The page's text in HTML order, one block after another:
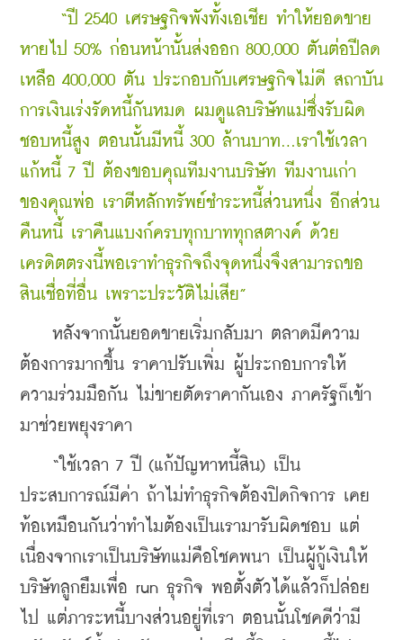
“ปี 2540 เศรษฐกิจพังทั้งเอเชีย ทำให้ยอดขาย
หายไป 50% ก่อนหน้านั้นส่งออก 800,000 ตันต่อปีลด
เหลือ 400,000 ตัน ประกอบกับเศรษฐกิจไม่ดี สถาบัน
การเงินเร่งรัดหนี้กันหมด ผมดูแลบริษัทแม่ซึ่งรับผิด
ชอบหนี้สูง ตอนนั้นมีหนี้ 300 ล้านบาท...เราใช้เวลา
แก้หนี้ 7 ปี ต้องขอบคุณทีมงานบริษัท ทีมงานเก่า
ของคุณพ่อ เราตีหลักทรัพย์ชำระหนี้ส่วนหนึ่ง อีกส่วน
คืนหนี้ เราคืนแบงก์ครบทุกบาททุกสตางค์ ด้วย
เครดิตตรงนี้พอเราทำธุรกิจถึงจุดหนึ่งจึงสามารถขอ
สินเชื่อที่อื่น เพราะประวัติไม่เสีย”
หลังจากนั้นยอดขายเริ่มกลับมา ตลาดมีความ
ต้องการมากขึ้น ราคาปรับเพิ่ม ผู้ประกอบการให้
ความร่วมมือกัน ไม่ขายตัดราคากันเอง ภาครัฐก็เข้า
มาช่วยพยุงราคา
“ใช้เวลา 7 ปี (แก้ปัญหาหนี้สิน) เป็น
ประสบการณ์มีค่า ถ้าไม่ทำธุรกิจต้องปิดกิจการ เคย
ท้อเหมือนกันว่าทำไมต้องเป็นเรามารับผิดชอบ แต่
เนื่องจากเราเป็นบริษัทแม่คือโชคพนา เป็นผู้กู้เงินให้
บริษัทลูกยืมเพื่อ run ธุรกิจ พอตั้งตัวได้แล้วก็ปล่อย
ไป แต่ภาระหนี้บางส่วนอยู่ที่เรา ตอนนั้นโชคดีว่ามี